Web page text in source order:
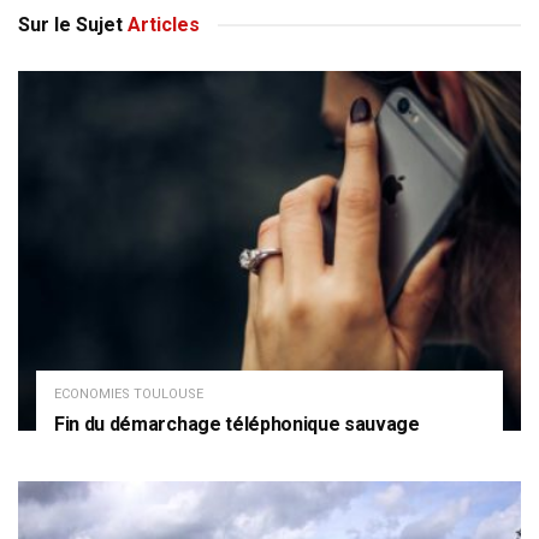
Sur le Sujet Articles
ECONOMIES TOULOUSE
Fin du démarchage téléphonique sauvage